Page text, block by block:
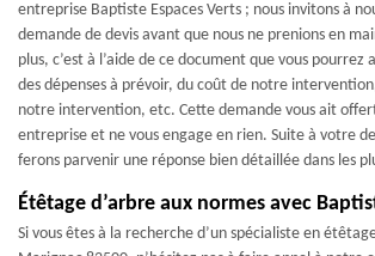
entreprise Baptiste Espaces Verts ; nous invitons à
demande de devis avant que nous ne prenions en
plus, c’est à l’aide de ce document que vous pourrez
des dépenses à prévoir, du coût de notre
notre intervention, etc. Cette demande vous ait
entreprise et ne vous engage en rien. Suite à votre
ferons parvenir une réponse bien détaillée dans les
Étêtage d’arbre aux normes avec
Si vous êtes à la recherche d’un spécialiste en